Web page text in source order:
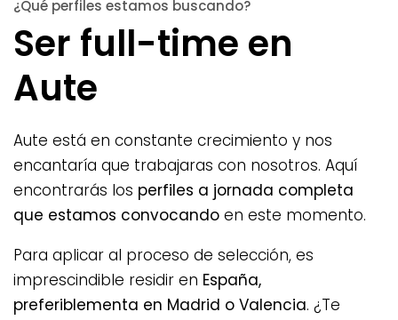
¿Qué perfiles estamos buscando?
Ser full-time en
Aute
Aute está en constante crecimiento y nos
encantaría que trabajaras con nosotros. Aquí
encontrarás los perfiles a jornada completa
que estamos convocando en este momento.
Para aplicar al proceso de selección, es
imprescindible residir en España,
preferiblementa en Madrid o Valencia. ¿Te